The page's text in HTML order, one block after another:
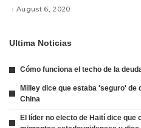
August 6, 2020
Ultima Noticias
Cómo funciona el techo de la
Milley dice que estaba 'seguro' de
China
El líder no electo de Haití dice